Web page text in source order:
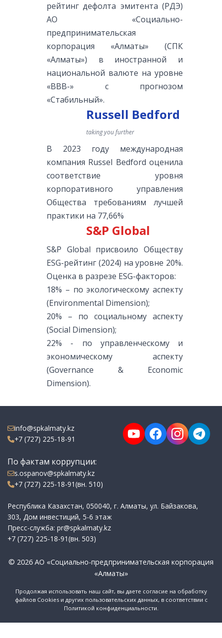
рейтинг дефолта эмитента (РДЭ)
АО «Социально-
предпринимательская
корпорация «Алматы» (СПК
«Алматы») в иностранной и
национальной валюте на уровне
«ВВВ-» с прогнозом
«Стабильный».
Russell Bedford
taking you further
В 2023 году международная
компания Russel Bedford оценила
соответствие уровня
корпоративного управления
Общества требованиям лучшей
практики на 77,66%
S&P Global
S&P Global присвоило Обществу
ESG-рейтинг (2024) на уровне 20%.
Оценка в разрезе ESG-факторов:
18% – по экологическому аспекту
(Environmental Dimension);
20% – по социальному аспекту
(Social Dimension);
22% - по управленческому и
экономическому аспекту
(Governance & Economic
Dimension).
info@spkalmaty.kz
+7 (727) 225-18-91
По фактам коррупции:
s.ospanov@spkalmaty.kz
+7 (727) 225-18-91(вн. 510)
Республика Казахстан, 050040, г. Алматы, ул. Байзакова,
303, Дом инвестиций, 5-6 этаж
Пресс-служба: pr@spkalmaty.kz
+7 (727) 225-18-91(вн. 503)
© 2026 АО «Социально-предпринимательская корпорация
«Алматы»
Продолжая использовать наш сайт, вы даете согласие на обработку
файлов Cookies и других пользовательских данных, в соответствии с
Политикой конфиденциальности.